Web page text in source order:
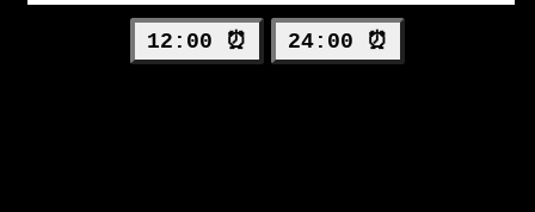
12:00 ⏰ 24:00 ⏰